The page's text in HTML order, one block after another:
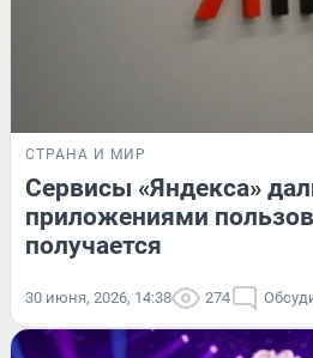
СТРАНА И МИР
Сервисы «Яндекса»
приложениями
получается
30 июня, 2026, 14:38 274